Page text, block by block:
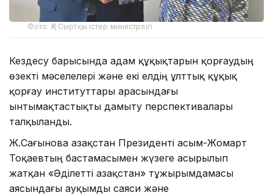
Фото: ҚР Сыртқы істер министрлігі
Кездесу барысында адам құқықтарын қорғаудың
өзекті мәселелері және екі елдің ұлттық құқық
қорғау институттары арасындағы
ынтымақтастықты дамыту перспективалары
талқыланды.
Ж.Сағынова Қазақстан Президенті Қасым-Жомарт
Тоқаевтың бастамасымен жүзеге асырылып
жатқан «Әділетті Қазақстан» тұжырымдамасы
аясындағы ауқымды саяси және